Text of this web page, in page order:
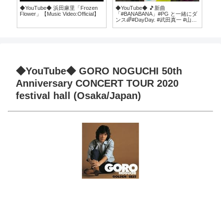
◆YouTube◆ 浜田麻里「Frozen
Flower」【Music Video:Official】
◆YouTube◆ 🎵新曲
「#BANABANA」#PG と一緒にダ
ンス🌈#DayDay. #武田真一 #山里
◆YouTube◆ GORO NOGUCHI 50th
Anniversary CONCERT TOUR 2020
festival hall (Osaka/Japan)